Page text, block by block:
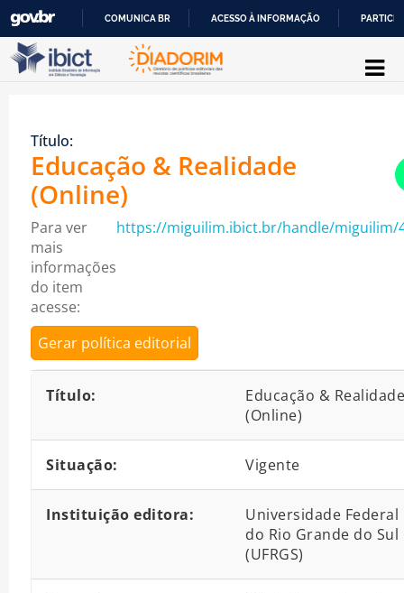
IR
COMUNICA BR ACESSO À INFORMAÇÃO
Pular para o conteúdo
Título:
Educação & Realidade
(Online)
Para ver
mais
informações
do item
acesse:
https://miguilim.ibict.br/handle/miguilim/
Gerar política editorial
Título:
Educação & Realidade
(Online)
Situação: Vigente
Instituição editora:
Universidade Federal
do Rio Grande do Sul
(UFRGS)